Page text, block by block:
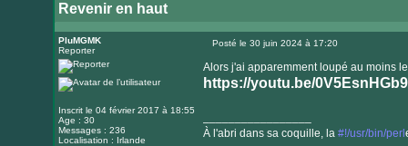
Revenir en haut
le
internet
PluMGMK
Reporter
Inscrit le 04 février 2017 à 18:55
Age : 30
Messages : 236
Localisation : Irlande
Posté le 30 juin 2024 à 17:20
Alors j'ai apparemment loupé au moins
https://youtu.be/
À l'abri dans sa coquille, la #!/usr/bin/perl